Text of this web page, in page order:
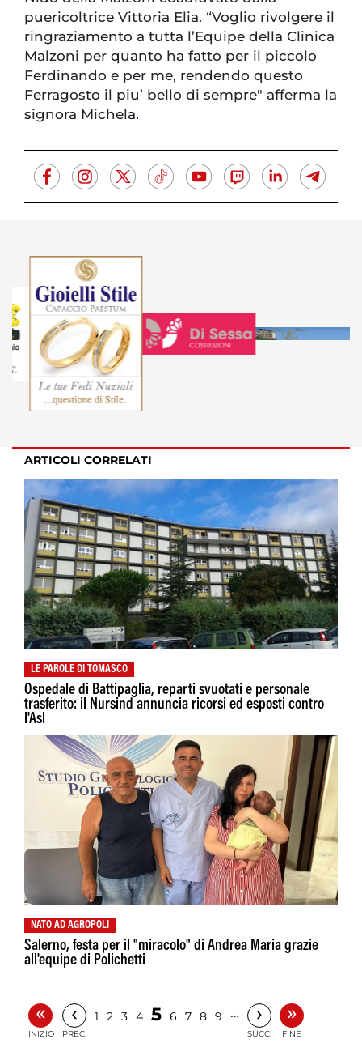
puericoltrice Vittoria Elia. “Voglio rivolgere il
ringraziamento a tutta l’Equipe della Clinica
Malzoni per quanto ha fatto per il piccolo
Ferdinando e per me, rendendo questo
Ferragosto il piu’ bello di sempre" afferma la
signora Michela.
ARTICOLI CORRELATI
LE PAROLE DI TOMASCO
Ospedale di Battipaglia, reparti svuotati e personale
trasferito: il Nursind annuncia ricorsi ed esposti contro
l'Asl
NATO AD AGROPOLI
Salerno, festa per il "miracolo" di Andrea Maria grazie
all'equipe di Polichetti
«
INIZIO
‹
PREC.
1 2 3 4 5 6 7 8 9 … ›
SUCC.
»
FINE